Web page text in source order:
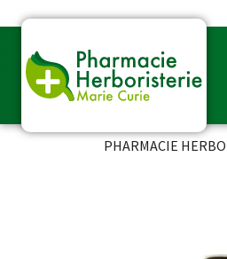
PHARMACIE